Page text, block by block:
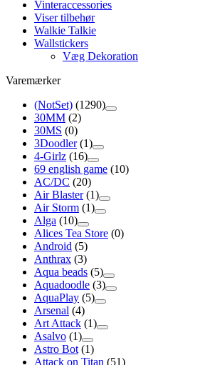
Vinteraccessories
Viser tilbehør
Walkie Talkie
Wallstickers
Væg Dekoration
Varemærker
(NotSet) (1290)
30MM (2)
30MS (0)
3Doodler (1)
4-Girlz (16)
69 english game (10)
AC/DC (20)
Air Blaster (1)
Air Storm (1)
Alga (10)
Alices Tea Store (0)
Android (5)
Anthrax (3)
Aqua beads (5)
Aquadoodle (3)
AquaPlay (5)
Arsenal (4)
Art Attack (1)
Asalvo (1)
Astro Bot (1)
Attack on Titan (51)